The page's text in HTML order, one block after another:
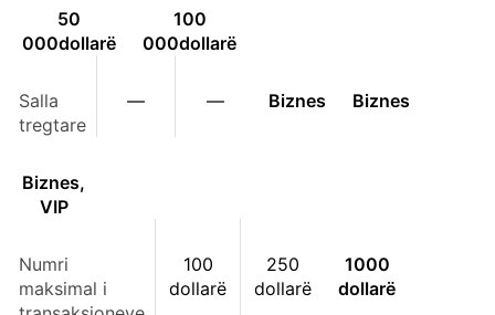
50
000dollarë
100
000dollarë
Salla
tregtare
— — Biznes Biznes
Biznes,
VIP
Numri
maksimal i
100
dollarë
250
dollarë
1000
dollarë